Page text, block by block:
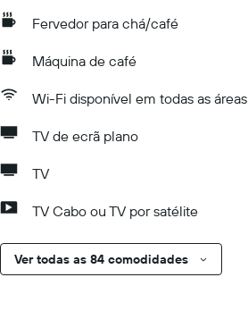
Fervedor para chá/café
Máquina de café
Wi-Fi disponível em todas as áreas
TV de ecrã plano
TV
TV Cabo ou TV por satélite
Ver todas as 84 comodidades